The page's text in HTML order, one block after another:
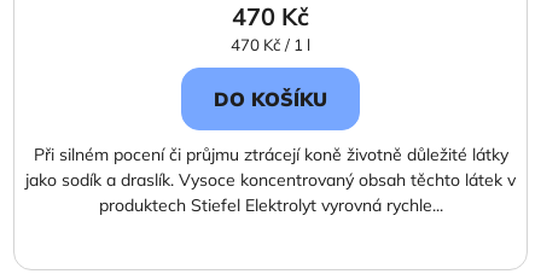
470 Kč
Měrná
cena:
470 Kč / 1 l
DO KOŠÍKU
Při silném pocení či průjmu ztrácejí koně životně důležité látky
jako sodík a draslík. Vysoce koncentrovaný obsah těchto látek v
produktech Stiefel Elektrolyt vyrovná rychle...